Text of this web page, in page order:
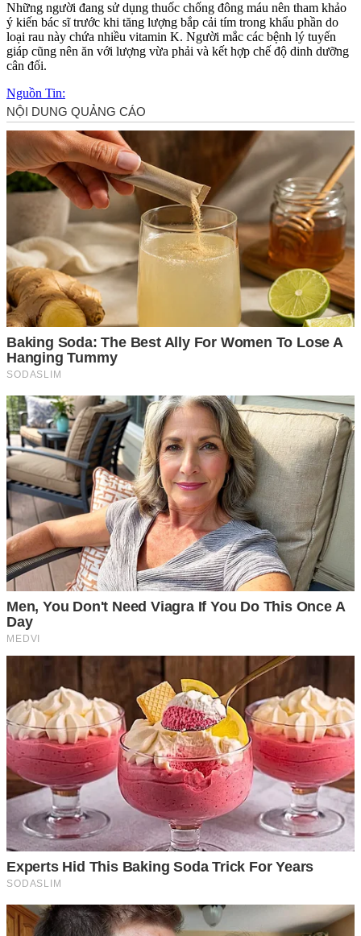
Những người đang sử dụng thuốc chống đông máu nên tham khảo
ý kiến bác sĩ trước khi tăng lượng bắp cải tím trong khẩu phần do
loại rau này chứa nhiều vitamin K. Người mắc các bệnh lý tuyến
giáp cũng nên ăn với lượng vừa phải và kết hợp chế độ dinh dưỡng
cân đối.
Nguồn Tin: